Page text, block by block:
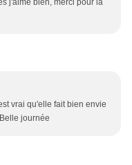
j'aime bien, merci pour la
vrai qu'elle fait bien envie
journée